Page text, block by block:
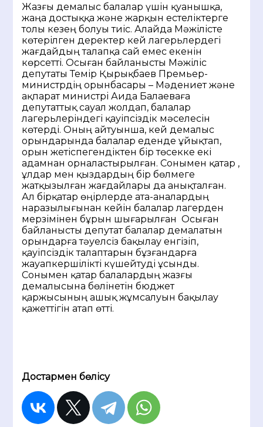
Жазғы демалыс балалар үшін қуанышқа,
жаңа достыққа және жарқын естеліктерге
толы кезең болуы тиіс. Алайда Мәжілісте
көтерілген деректер кей лагерьлердегі
жағдайдың талапқа сай емес екенін
көрсетті. Осыған байланысты Мәжіліс
депутаты Темір Қырықбаев Премьер-
министрдің орынбасары – Мәдениет және
ақпарат министрі Аида Балаеваға
депутаттық сауал жолдап, балалар
лагерьлеріндегі қауіпсіздік мәселесін
көтерді. Оның айтуынша, кей демалыс
орындарында балалар еденде ұйықтап,
орын жетіспегендіктен бір төсекке екі
адамнан орналастырылған. Сонымен қатар ,
ұлдар мен қыздардың бір бөлмеге
жатқызылған жағдайлары да анықталған.
Ал бірқатар өңірлерде ата-аналардың
наразылығынан кейін балалар лагерден
мерзімінен бұрын шығарылған Осыған
байланысты депутат балалар демалатын
орындарға тәуелсіз бақылау енгізіп,
қауіпсіздік талаптарын бұзғандарға
жауапкершілікті күшейтуді ұсынды.
Сонымен қатар балалардың жазғы
демалысына бөлінетін бюджет
қаржысының ашық жұмсалуын бақылау
қажеттігін атап өтті.
Достармен бөлісу